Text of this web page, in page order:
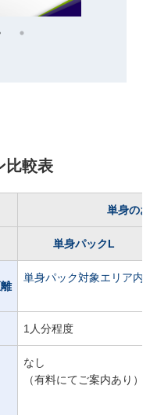
比較表
単身の
単身パックL
単身パック対象エリア内
1人分程度
なし
（有料にてご案内あり）